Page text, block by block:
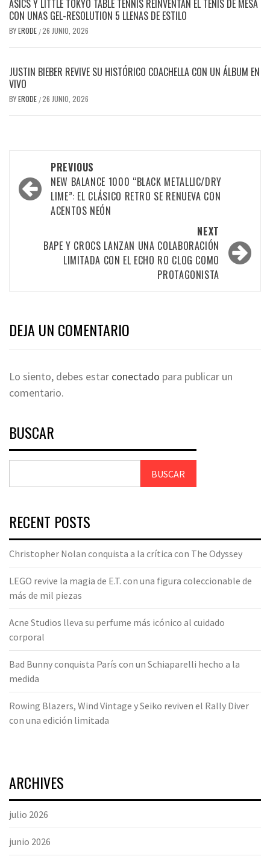
ASICS Y LITTLE TOKYO TABLE TENNIS REINVENTAN EL TENIS DE MESA
CON UNAS GEL-RESOLUTION 5 LLENAS DE ESTILO
BYERODE /26 JUNIO, 2026
JUSTIN BIEBER REVIVE SU HISTÓRICO COACHELLA CON UN ÁLBUM EN
VIVO
BYERODE /26 JUNIO, 2026
PREVIOUS
NEW BALANCE 1000 “BLACK METALLIC/DRY
LIME”: EL CLÁSICO RETRO SE RENUEVA CON
ACENTOS NEÓN
NEXT
BAPE Y CROCS LANZAN UNA COLABORACIÓN
LIMITADA CON EL ECHO RO CLOG COMO
PROTAGONISTA
DEJA UN COMENTARIO
Lo siento, debes estar conectado para publicar un
comentario.
BUSCAR
BUSCAR
RECENT POSTS
Christopher Nolan conquista a la crítica con The Odyssey
LEGO revive la magia de E.T. con una figura coleccionable de
más de mil piezas
Acne Studios lleva su perfume más icónico al cuidado
corporal
Bad Bunny conquista París con un Schiaparelli hecho a la
medida
Rowing Blazers, Wind Vintage y Seiko reviven el Rally Diver
con una edición limitada
ARCHIVES
julio 2026
junio 2026